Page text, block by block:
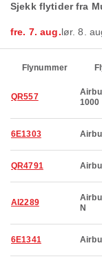
Sjekk flytider fra
fre. 7. aug.lør. 8.
Flynummer
QR557
1000
6E1303
QR4791
AI2289
N
6E1341